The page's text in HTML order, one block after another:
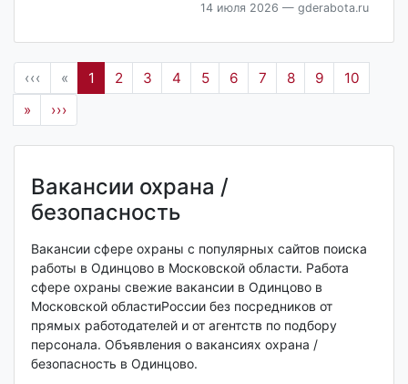
14 июля 2026 — gderabota.ru
‹‹‹ « 1 2 3 4 5 6 7 8 9
10
»
›››
Вакансии охрана /
безопасность
Вакансии сфере охраны с популярных сайтов поиска
работы в Одинцово в Московской области. Работа
сфере охраны свежие вакансии в Одинцово в
Московской областиРоссии без посредников от
прямых работодателей и от агентств по подбору
персонала. Объявления о вакансиях охрана /
безопасность в Одинцово.